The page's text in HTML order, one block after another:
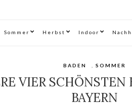
Sommer Herbst Indoor
BADEN SOMMER
VIER SCHÖNSTEN
BAYERN